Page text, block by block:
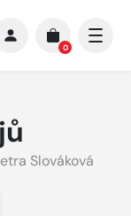
0
Slováková